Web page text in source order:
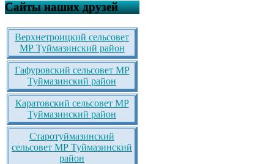
Сайты наших друзей
Верхнетроицкий сельсовет
МР Туймазинский район
Гафуровский сельсовет МР
Туймазинский район
Каратовский сельсовет МР
Туймазинский район
Старотуймазинский
сельсовет МР Туймазинский
район